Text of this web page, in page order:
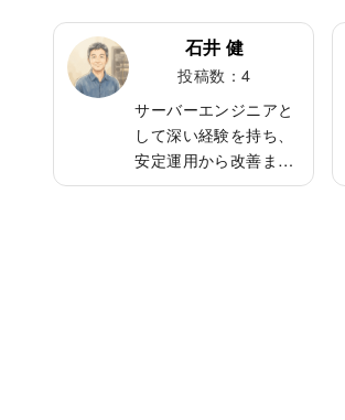
石井 健
投稿数：4
サーバーエンジニアと
して深い経験を持ち、
安定運用から改善まで
幅広く対応。実務の中